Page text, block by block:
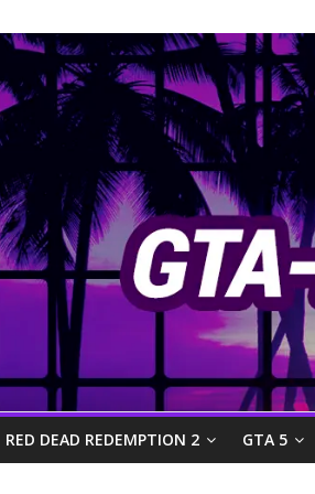
RED DEAD REDEMPTION 2 GTA 5